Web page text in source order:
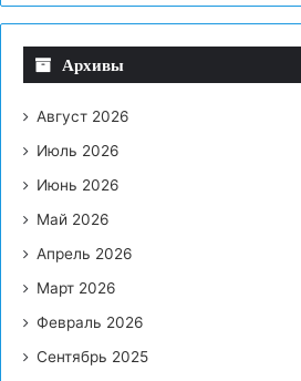
Архивы
Август 2026
Июль 2026
Июнь 2026
Май 2026
Апрель 2026
Март 2026
Февраль 2026
Сентябрь 2025